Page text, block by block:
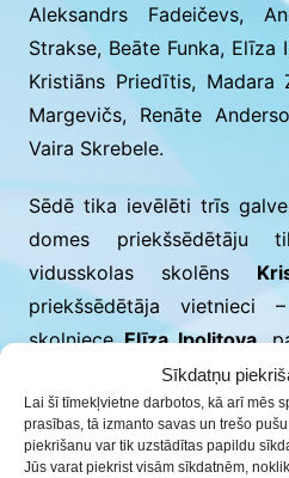
Sīkdatņu
Lai šī tīmekļvietne darbotos, kā arī mēs
prasības, tā izmanto savas un trešo
piekrišanu var tik uzstādītas papildu
Jūs varat piekrist visām sīkdatnēm,
Aleksandrs Fadeičevs,
Strakse, Beāte Funka,
Kristiāns Priedītis, Madara
Margevičs, Renāte
Vaira Skrebele.
Sēdē tika ievēlēti trīs
domes priekšsēdētāju
vidusskolas skolēns
priekšsēdētāja vietnieci
skolnieceElīza Ipoļitova,
vidusskolas skolnieceAnce
Sveicam jauniešus un
un drosmi, pildot amatu